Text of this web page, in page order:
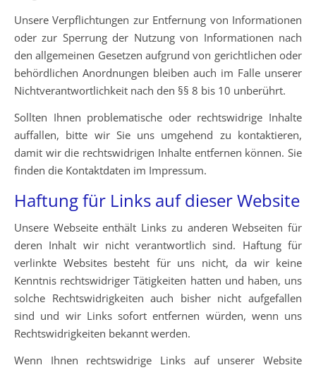
Unsere Verpflichtungen zur Entfernung von Informationen
oder zur Sperrung der Nutzung von Informationen nach
den allgemeinen Gesetzen aufgrund von gerichtlichen oder
behördlichen Anordnungen bleiben auch im Falle unserer
Nichtverantwortlichkeit nach den §§ 8 bis 10 unberührt.
Sollten Ihnen problematische oder rechtswidrige Inhalte
auffallen, bitte wir Sie uns umgehend zu kontaktieren,
damit wir die rechtswidrigen Inhalte entfernen können. Sie
finden die Kontaktdaten im Impressum.
Haftung für Links auf dieser Website
Unsere Webseite enthält Links zu anderen Webseiten für
deren Inhalt wir nicht verantwortlich sind. Haftung für
verlinkte Websites besteht für uns nicht, da wir keine
Kenntnis rechtswidriger Tätigkeiten hatten und haben, uns
solche Rechtswidrigkeiten auch bisher nicht aufgefallen
sind und wir Links sofort entfernen würden, wenn uns
Rechtswidrigkeiten bekannt werden.
Wenn Ihnen rechtswidrige Links auf unserer Website